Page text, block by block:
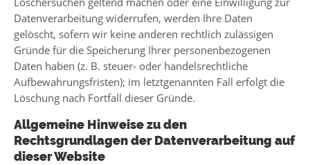
Datenverarbeitung widerrufen, werden Ihre Daten
gelöscht, sofern wir keine anderen rechtlich zulässigen
Gründe für die Speicherung Ihrer personenbezogenen
Daten haben (z. B. steuer- oder handelsrechtliche
Aufbewahrungsfristen); im letztgenannten Fall erfolgt die
Löschung nach Fortfall dieser Gründe.
Allgemeine Hinweise zu den
Rechtsgrundlagen der Datenverarbeitung auf
dieser Website